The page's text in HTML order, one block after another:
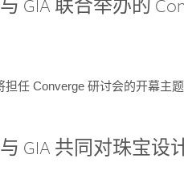
任 Converge 研讨会的开幕主
与 GIA 共同对珠宝